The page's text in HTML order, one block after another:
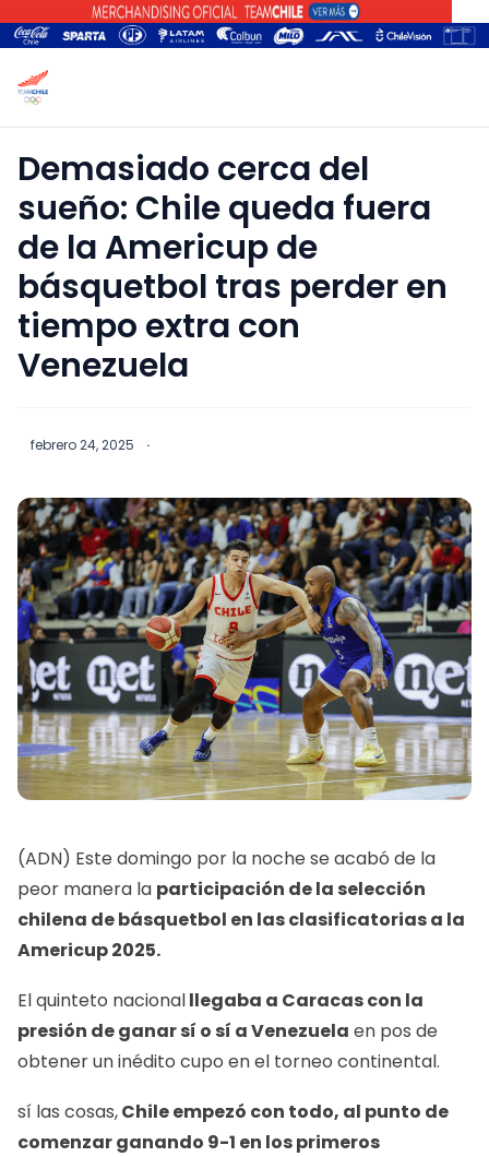
Demasiado cerca del
sueño: Chile queda fuera
de la Americup de
básquetbol tras perder en
tiempo extra con
Venezuela
febrero 24, 2025 ·
(ADN) Este domingo por la noche se acabó de la
peor manera la participación de la selección
chilena de básquetbol en lasclasificatorias a la
Americup 2025.
El quinteto nacionalllegaba a Caracas con la
presión de ganar sí o sí a Venezuela en pos de
obtener un inédito cupo en el torneo continental.
sí las cosas,Chile empezó con todo, al punto de
comenzar ganando 9-1 en los primeros